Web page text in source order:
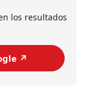
los resultados
↗️